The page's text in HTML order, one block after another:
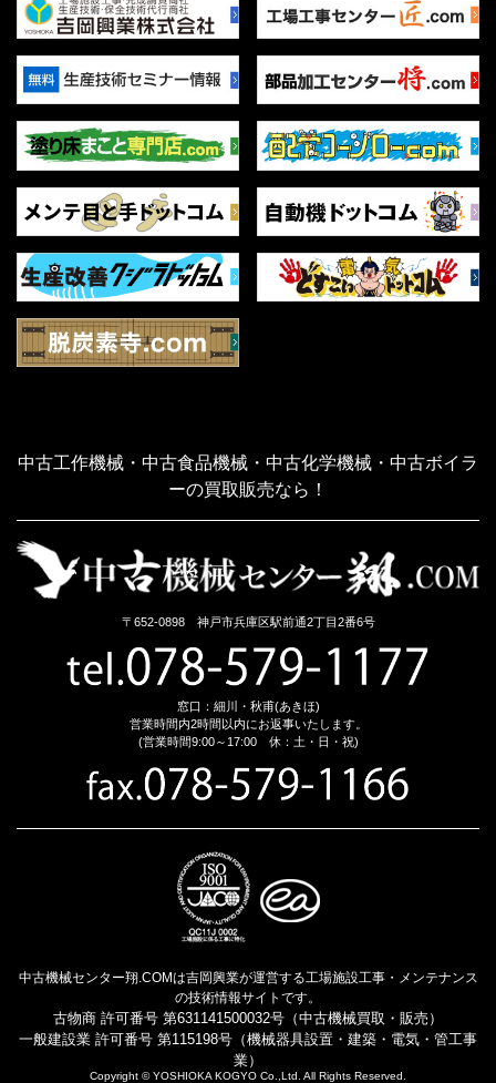
中古工作機械・中古食品機械・中古化学機械・中古ボイラ
ーの買取販売なら！
〒652-0898 神戸市兵庫区駅前通2丁目2番6号
窓口：細川・秋甫(あきほ)
営業時間内2時間以内にお返事いたします。
(営業時間9:00～17:00 休：土・日・祝)
中古機械センター翔.COMは吉岡興業が運営する工場施設工事・メンテナンス
の技術情報サイトです。
古物商 許可番号 第631141500032号（中古機械買取・販売）
一般建設業 許可番号 第115198号（機械器具設置・建築・電気・管工事
業）
Copyright © YOSHIOKA KOGYO Co.,Ltd. All Rights Reserved.